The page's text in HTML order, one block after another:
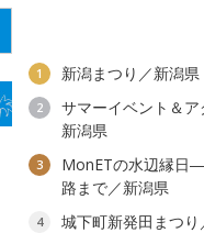
1 新潟まつり／新潟県
2
サマーイベント＆
新潟県
3
MonETの水辺縁日
路まで／新潟県
4 城下町新発田まつ